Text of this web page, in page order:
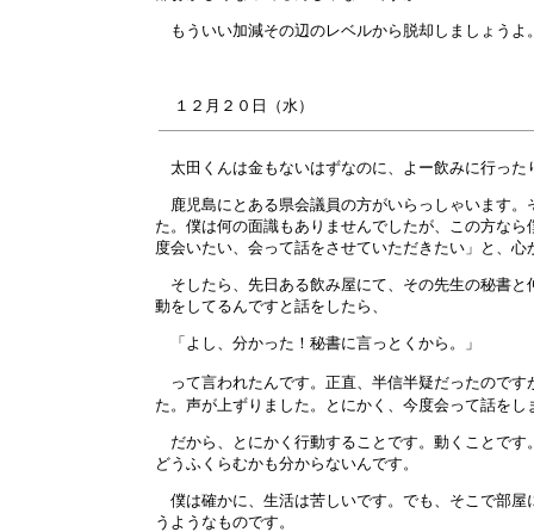
もういい加減その辺のレベルから脱却しましょうよ
１２月 ２０ 日（水）
太田くんは金もないはずなのに、よー飲みに行っ
鹿児島にとある県会議員の方がいらっしゃいます。
た。僕は何の面識もありませんでしたが、この方な
度会いたい、会って話をさせていただきたい」と、心
そしたら、先日ある飲み屋にて、その先生の秘書と
動をしてるんですと話をしたら、
「よし、分かった！秘書に言っとくから。」
って言われたんです。正直、半信半疑だったのです
た。声が上ずりました。とにかく、今度会って話を
だから、とにかく行動することです。動くことです
どうふくらむかも分からないんです。
僕は確かに、生活は苦しいです。でも、そこで部屋
うようなものです。